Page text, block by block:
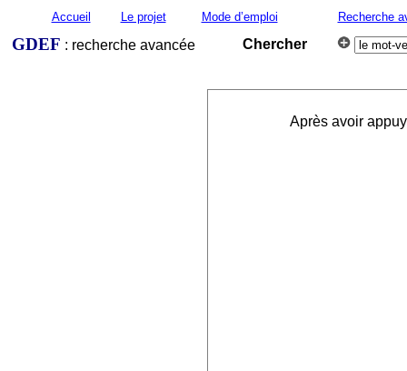
Accueil Le projet Mode d’emploi Recherche
GDEF : recherche avancée Chercher
Après avoir